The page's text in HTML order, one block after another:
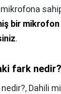
sahip
bir mikrofon
.
fark nedir?
nedir?, Dahili